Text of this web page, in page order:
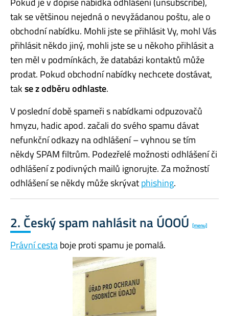
tak se většinou nejedná o nevyžádanou poštu, ale o
obchodní nabídku. Mohli jste se přihlásit Vy, mohl Vás
přihlásit někdo jiný, mohli jste se u někoho přihlásit a
ten měl v podmínkách, že databázi kontaktů může
prodat. Pokud obchodní nabídky nechcete dostávat,
takse z odběru odhlaste.
V poslední době spameři s nabídkami odpuzovačů
hmyzu, hadic apod. začali do svého spamu dávat
nefunkční odkazy na odhlášení – vyhnou se tím
někdy SPAM filtrům. Podezřelé možnosti odhlášení či
odhlášení z podivných mailů ignorujte. Za možností
odhlášení se někdy může skrývatphishing.
2. Český spam nahlásit na ÚOOÚ [menu]
Právní cestaboje proti spamu je pomalá.